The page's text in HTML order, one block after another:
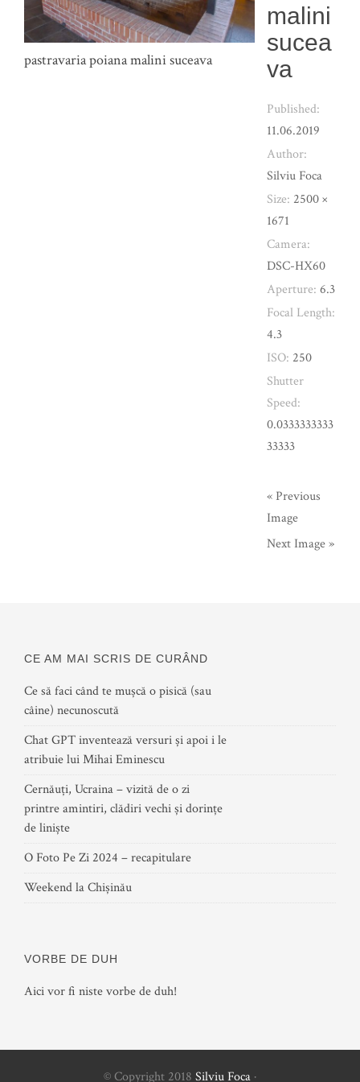
pastravaria poiana malini suceava
malini
sucea
va
Published:
11.06.2019
Author:
Silviu Foca
Size: 2500 ×
1671
Camera:
DSC-HX60
Aperture:6.3
Focal Length:
4.3
ISO: 250
Shutter
Speed:
0.0333333333
33333
« Previous
Image
Next Image »
CE AM MAI SCRIS DE CURÂND
Ce să faci când te mușcă o pisică (sau
câine) necunoscută
Chat GPT inventează versuri și apoi i le
atribuie lui Mihai Eminescu
Cernăuți, Ucraina – vizită de o zi
printre amintiri, clădiri vechi și dorințe
de liniște
O Foto Pe Zi 2024 – recapitulare
Weekend la Chișinău
VORBE DE DUH
Aici vor fi niste vorbe de duh!
© Copyright 2018 Silviu Foca ·